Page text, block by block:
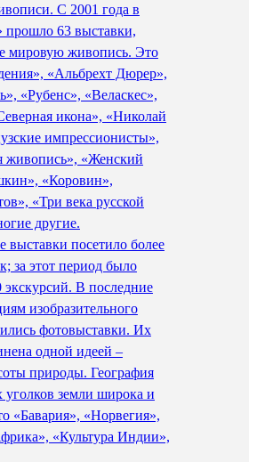
С 2001 года в
прошло 63 выставки,
мировую живопись. Это
«Альбрехт Дюрер»,
«Рубенс», «Веласкес»,
икона», «Николай
импрессионисты»,
живопись», «Женский
«Коровин»,
«Три века русской
другие.
выставки посетило более
за этот период было
экскурсий. В последние
изобразительного
фотовыставки. Их
одной идеей –
природы. География
уголков земли широка и
«Бавария», «Норвегия»,
«Культура Индии»,